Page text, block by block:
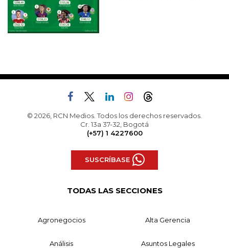
© 2026, RCN Medios. Todos los derechos reservados.
Cr. 13a 37-32, Bogotá
(+57) 1 4227600
SUSCRÍBASE
TODAS LAS SECCIONES
Agronegocios Alta Gerencia
Análisis Asuntos Legales